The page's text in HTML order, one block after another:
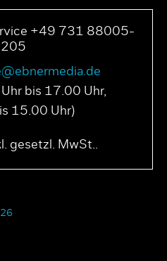
+49 731 88005-
bis 17.00 Uhr,
15.00 Uhr)
gesetzl. MwSt..